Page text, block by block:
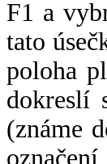
F1 a
tato
poloha
dokreslí
(známe